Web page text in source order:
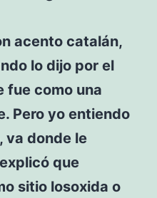
acento catalán,
lo dijo por el
fue como una
Pero yo entiendo
va donde le
que
sitio losoxida o